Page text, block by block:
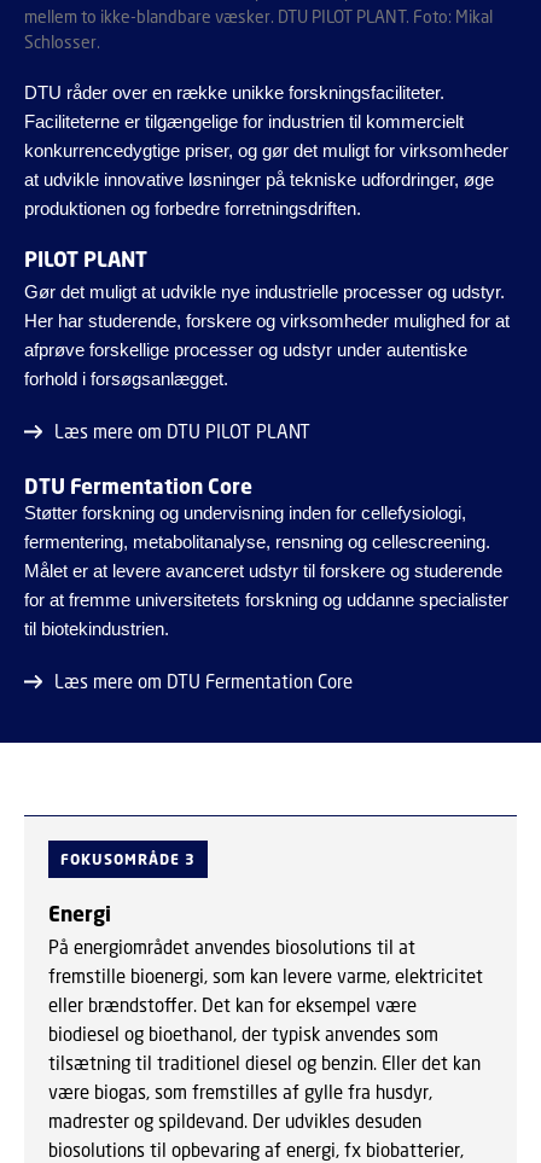
mellem to ikke-blandbare væsker. DTU PILOT PLANT. Foto: Mikal
Schlosser.
DTU råder over en række unikke forskningsfaciliteter.
Faciliteterne er tilgængelige for industrien til kommercielt
konkurrencedygtige priser, og gør det muligt for virksomheder
at udvikle innovative løsninger på tekniske udfordringer, øge
produktionen og forbedre forretningsdriften.
PILOT PLANT
Gør det muligt at udvikle nye industrielle processer og udstyr.
Her har studerende, forskere og virksomheder mulighed for at
afprøve forskellige processer og udstyr under autentiske
forhold i forsøgsanlægget.
Læs mere om DTU PILOT PLANT
DTU Fermentation Core
Støtter forskning og undervisning inden for cellefysiologi,
fermentering, metabolitanalyse, rensning og cellescreening.
Målet er at levere avanceret udstyr til forskere og studerende
for at fremme universitetets forskning og uddanne specialister
til biotekindustrien.
Læs mere om DTU Fermentation Core
FOKUSOMRÅDE 3
Energi
På energiområdet anvendes biosolutions til at
fremstille bioenergi, som kan levere varme, elektricitet
eller brændstoffer. Det kan for eksempel være
biodiesel og bioethanol, der typisk anvendes som
tilsætning til traditionel diesel og benzin. Eller det kan
være biogas, som fremstilles af gylle fra husdyr,
madrester og spildevand. Der udvikles desuden
biosolutions til opbevaring af energi, fx biobatterier,